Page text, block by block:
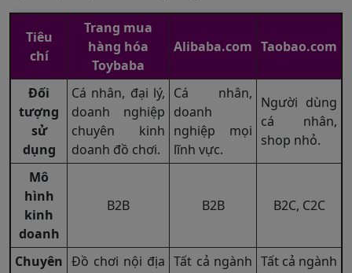
Tiêu
chí
Trang mua
hàng hóa
Toybaba
Alibaba.com Taobao.com
Đối
tượng
sử
dụng
Cá nhân, đại lý,
doanh nghiệp
chuyên kinh
doanh đồ chơi.
Cá nhân,
doanh
nghiệp mọi
lĩnh vực.
Người dùng
cá nhân,
shop nhỏ.
Mô
hình
kinh
doanh
B2B B2B B2C, C2C
Chuyên Đồ chơi nội địa Tất cả ngành Tất cả ngành